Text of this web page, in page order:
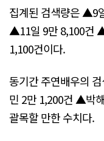
집계된 검색량은 ▲9
▲11일 9만 8,100건
1,100건이다.
동기간 주연배우의
민 2만 1,200건 ▲박
괄목할 만한 수치다.